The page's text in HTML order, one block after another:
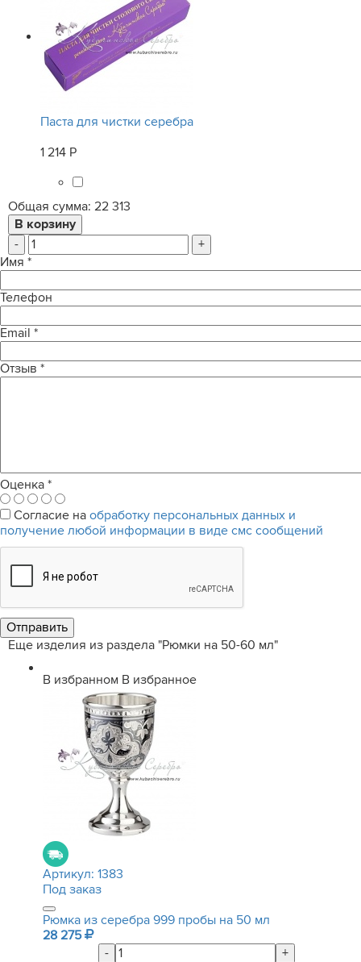
Паста для чистки серебра
1 214 Р
Общая сумма: 22 313
-
+
Имя *
Телефон
Email *
Отзыв *
Оценка *
Согласие на обработку персональных данных и
получение любой информации в виде смс сообщений
Еще изделия из раздела "Рюмки на 50-60 мл"
В избранном В избранное
Артикул: 1383
Под заказ
Рюмка из серебра 999 пробы на 50 мл
28 275
-
+